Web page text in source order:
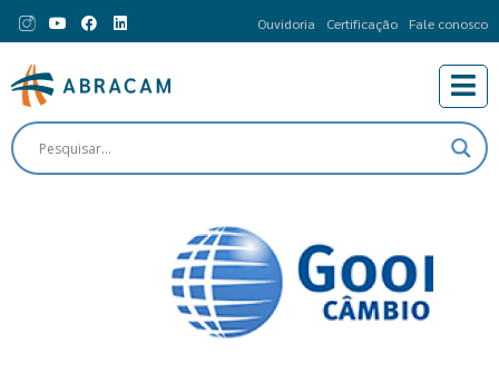
Ouvidoria Certificação Fale conosco